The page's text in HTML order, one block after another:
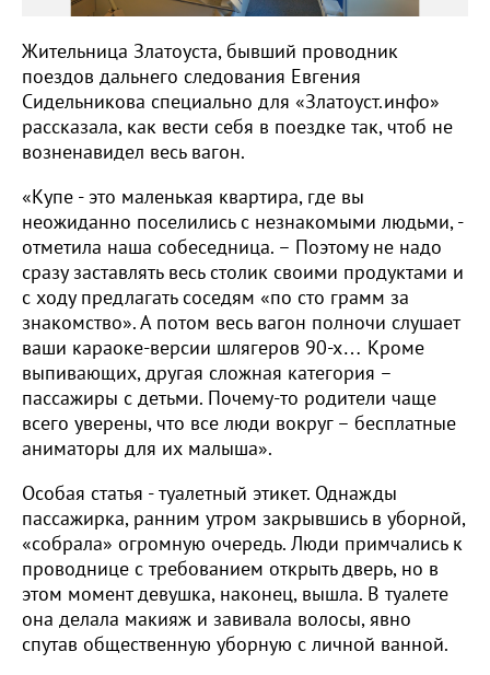
Жительница Златоуста, бывший проводник
поездов дальнего следования Евгения
Сидельникова специально для «Златоуст.инфо»
рассказала, как вести себя в поездке так, чтоб не
возненавидел весь вагон.
«Купе - это маленькая квартира, где вы
неожиданно поселились с незнакомыми людьми, -
отметила наша собеседница. – Поэтому не надо
сразу заставлять весь столик своими продуктами и
с ходу предлагать соседям «по сто грамм за
знакомство». А потом весь вагон полночи слушает
ваши караоке-версии шлягеров 90-х… Кроме
выпивающих, другая сложная категория –
пассажиры с детьми. Почему-то родители чаще
всего уверены, что все люди вокруг – бесплатные
аниматоры для их малыша».
Особая статья - туалетный этикет. Однажды
пассажирка, ранним утром закрывшись в уборной,
«собрала» огромную очередь. Люди примчались к
проводнице с требованием открыть дверь, но в
этом момент девушка, наконец, вышла. В туалете
она делала макияж и завивала волосы, явно
спутав общественную уборную с личной ванной.